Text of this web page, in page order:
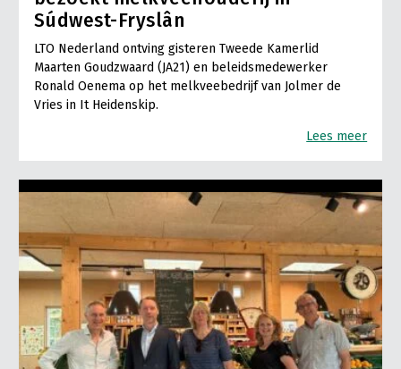
Súdwest-Fryslân
LTO Nederland ontving gisteren Tweede Kamerlid
Maarten Goudzwaard (JA21) en beleidsmedewerker
Ronald Oenema op het melkveebedrijf van Jolmer de
Vries in It Heidenskip.
Lees meer